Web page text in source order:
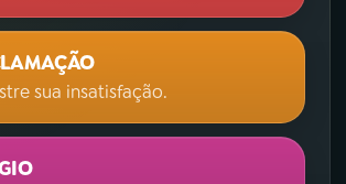
sua insatisfação.